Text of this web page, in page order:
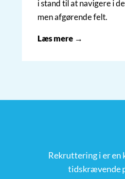
i stand til at navigere i
men afgørende felt.
Læs mere →
Rekruttering i er en
tidskrævende